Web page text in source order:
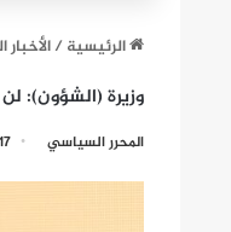
الرئيسية/
وزيرة (الشؤون):
المحرر السياسي 3:17 م